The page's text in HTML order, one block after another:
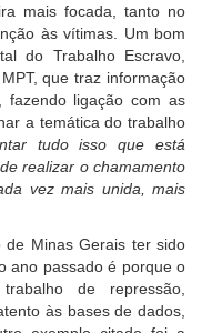
mais focada, tanto no
às vítimas. Um bom
do Trabalho Escravo,
que traz informação
fazendo ligação com as
a temática do trabalho
tudo isso que está
realizar o chamamento
vez mais unida, mais
Minas Gerais ter sido
ano passado é porque o
de repressão,
às bases de dados,